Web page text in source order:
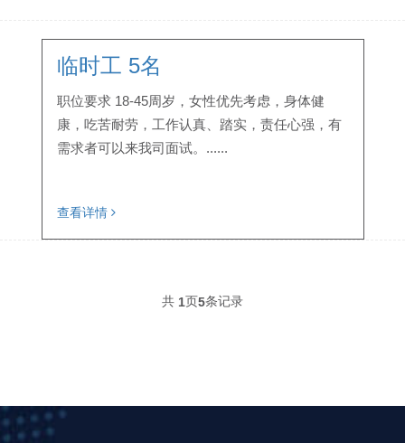
临时工 5名
职位要求 18-45周岁，女性优先考虑，身体健
康，吃苦耐劳，工作认真、踏实，责任心强，有
需求者可以来我司面试。......
查看详情
共 1页5条记录